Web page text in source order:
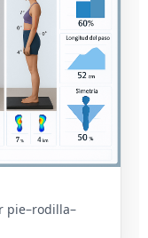
pie–rodilla–